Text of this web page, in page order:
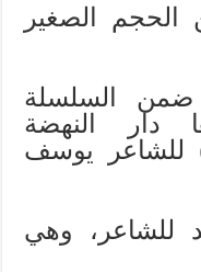
الأولى 1991 من الحجم الصغير
ضمن السلسلة
دار النهضة
للشاعر يوسف
للشاعر، وهي